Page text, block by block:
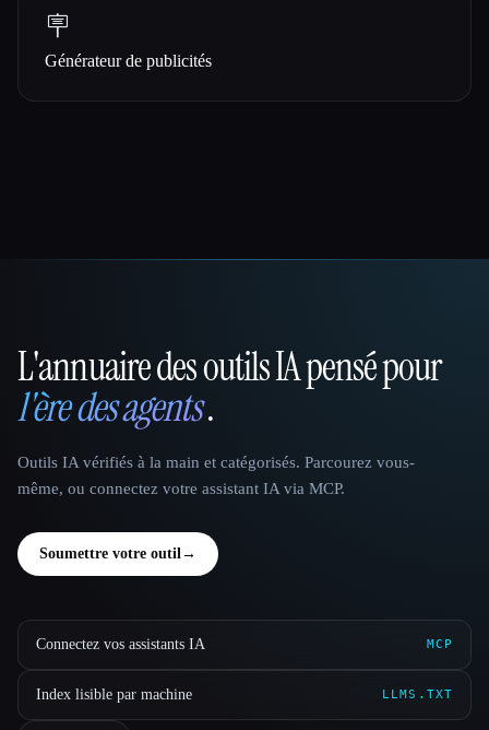
🪧
Générateur de publicités
That AI Collection
L'annuaire des outils IA pensé pour
l'ère des agents.
Outils IA vérifiés à la main et catégorisés. Parcourez vous-
même, ou connectez votre assistant IA via MCP.
Soumettre votre outil→
Connectez vos assistants IA MCP
Index lisible par machine LLMS.TXT